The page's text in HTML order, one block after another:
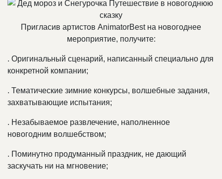
Пригласив артистов AnimatorBest на новогоднее
мероприятие, получите:
. Оригинальный сценарий, написанный специально для
конкретной компании;
. Тематические зимние конкурсы, волшебные задания,
захватывающие испытания;
. Незабываемое развлечение, наполненное
новогодним волшебством;
. Поминутно продуманный праздник, не дающий
заскучать ни на мгновение;